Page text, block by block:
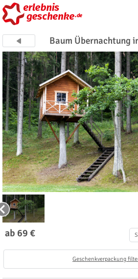
Baum Übernachtung
ab 69 €
Geschenkverpackung